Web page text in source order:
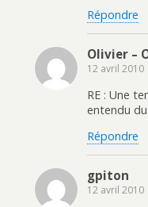
Répondre
Olivier –
12 avril 2010
RE : Une
entendu du
Répondre
gpiton
12 avril 2010